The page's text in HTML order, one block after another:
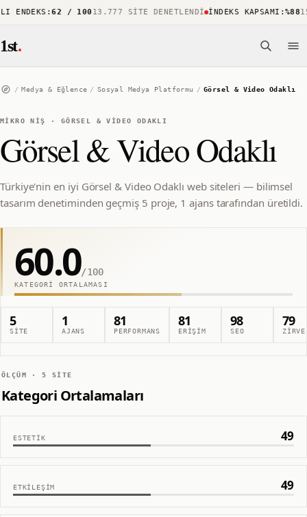
ENDEKS:62 / 10013.777 SITE DENETLENDI İNDEKS KAPSAMI:%88
1st.
/ Medya & Eğlence / Sosyal Medya Platformu / Görsel & Video Odaklı
MIKRO NIŞ · GÖRSEL & VIDEO ODAKLI
Görsel & Video Odaklı
Türkiye'nin en iyi Görsel & Video Odaklı web siteleri — bilimsel
tasarım denetiminden geçmiş 5 proje, 1 ajans tarafından üretildi.
60.0/100
KATEGORI ORTALAMASI
5
SITE
1
AJANS
81
PERFORMANS
81
ERIŞIM
98
SEO
79
ZIRVE
ÖLÇÜM · 5 SITE
Kategori Ortalamaları
ESTETIK 49
ETKILEŞIM 49